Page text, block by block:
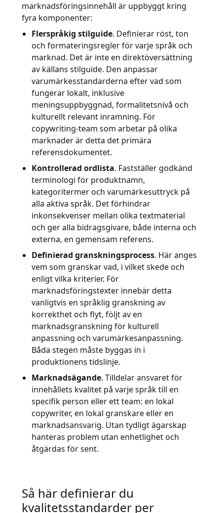
marknadsföringsinnehåll är uppbyggt kring
fyra komponenter:
Flerspråkig stilguide. Definierar röst, ton
och formateringsregler för varje språk och
marknad. Det är inte en direktöversättning
av källans stilguide. Den anpassar
varumärkesstandarderna efter vad som
fungerar lokalt, inklusive
meningsuppbyggnad, formalitetsnivå och
kulturellt relevant inramning. För
copywriting-team som arbetar på olika
marknader är detta det primära
referensdokumentet.
Kontrollerad ordlista. Fastställer godkänd
terminologi för produktnamn,
kategoritermer och varumärkesuttryck på
alla aktiva språk. Det förhindrar
inkonsekvenser mellan olika textmaterial
och ger alla bidragsgivare, både interna och
externa, en gemensam referens.
Definierad granskningsprocess. Här anges
vem som granskar vad, i vilket skede och
enligt vilka kriterier. För
marknadsföringstexter innebär detta
vanligtvis en språklig granskning av
korrekthet och flyt, följt av en
marknadsgranskning för kulturell
anpassning och varumärkesanpassning.
Båda stegen måste byggas in i
produktionens tidslinje.
Marknadsägande. Tilldelar ansvaret för
innehållets kvalitet på varje språk till en
specifik person eller ett team: en lokal
copywriter, en lokal granskare eller en
marknadsansvarig. Utan tydligt ägarskap
hanteras problem utan enhetlighet och
åtgärdas för sent.
Så här definierar du
kvalitetsstandarder per